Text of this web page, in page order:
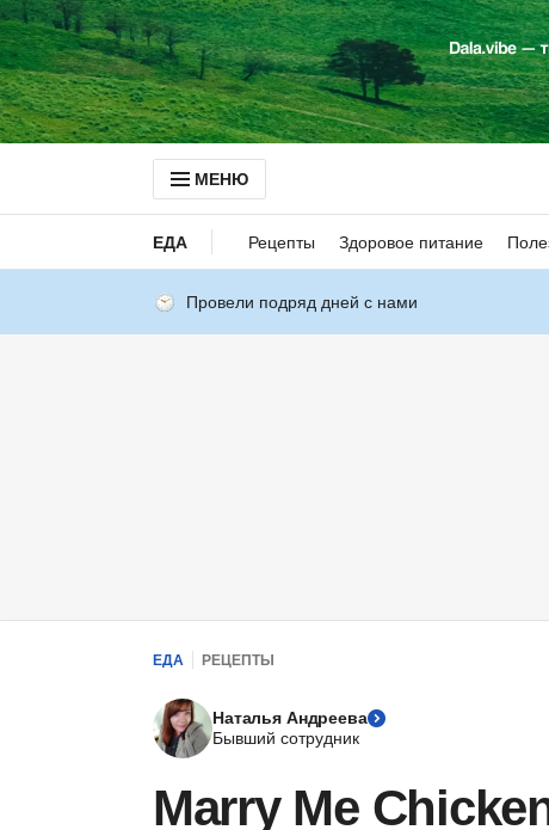
МЕНЮ
ЕДА Рецепты Здоровое питание
Провели подряд дней с нами
ЕДА РЕЦЕПТЫ
Наталья Андреева
Бывший сотрудник
Marry Me